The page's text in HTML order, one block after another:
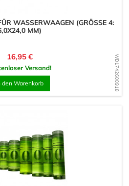
WD1742600918
WASSERWAAGEN (GRÖSSE 4: 6
MM)
Preis
16,95 €
Versand!
den Warenkorb